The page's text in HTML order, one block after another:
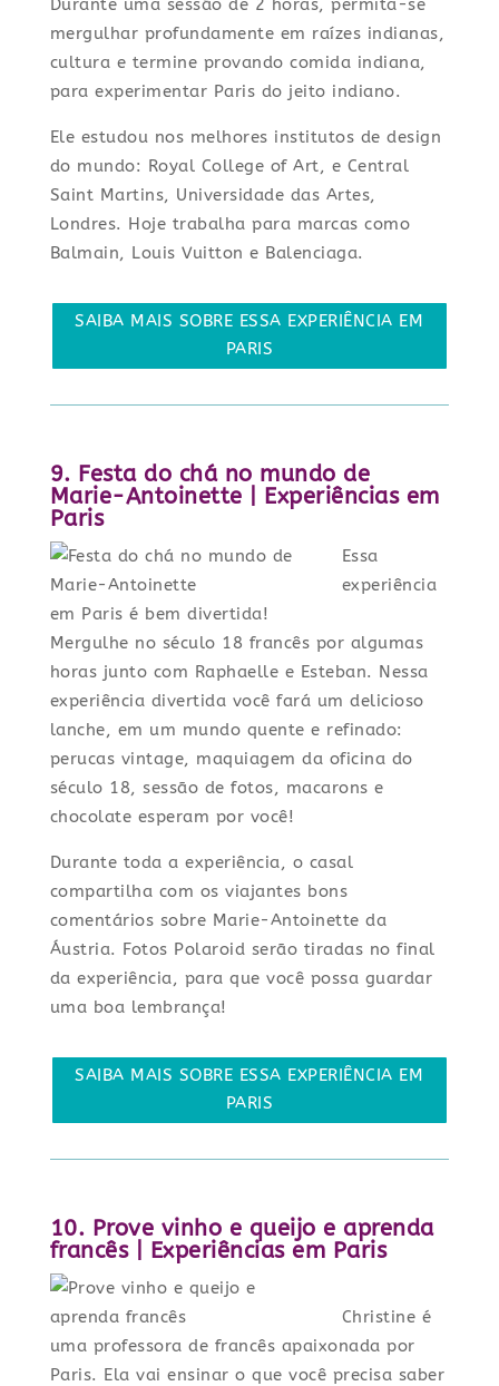
Durante uma sessão de 2 horas, permita-se
mergulhar profundamente em raízes indianas,
cultura e termine provando comida indiana,
para experimentar Paris do jeito indiano.
Ele estudou nos melhores institutos de design
do mundo: Royal College of Art, e Central
Saint Martins, Universidade das Artes,
Londres. Hoje trabalha para marcas como
Balmain, Louis Vuitton e Balenciaga.
SAIBA MAIS SOBRE ESSA EXPERIÊNCIA EM
PARIS
9. Festa do chá no mundo de
Marie-Antoinette | Experiências em
Paris
Essa
experiência
em Paris é bem divertida!
Mergulhe no século 18 francês por algumas
horas junto com Raphaelle e Esteban. Nessa
experiência divertida você fará um delicioso
lanche, em um mundo quente e refinado:
perucas vintage, maquiagem da oficina do
século 18, sessão de fotos, macarons e
chocolate esperam por você!
Durante toda a experiência, o casal
compartilha com os viajantes bons
comentários sobre Marie-Antoinette da
Áustria. Fotos Polaroid serão tiradas no final
da experiência, para que você possa guardar
uma boa lembrança!
SAIBA MAIS SOBRE ESSA EXPERIÊNCIA EM
PARIS
10. Prove vinho e queijo e aprenda
francês | Experiências em Paris
Christine é
uma professora de francês apaixonada por
Paris. Ela vai ensinar o que você precisa saber